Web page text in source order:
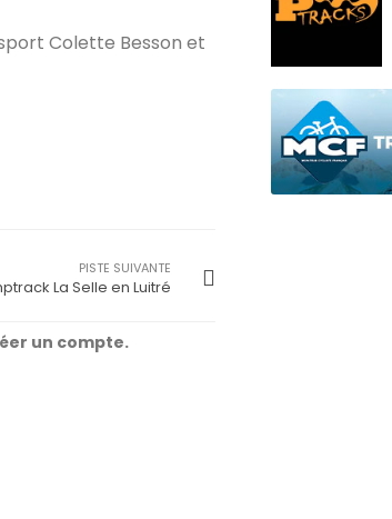
Colette Besson et
PISTE SUIVANTE
La Selle en Luitré
un compte.